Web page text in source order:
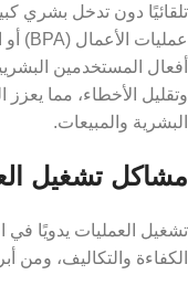
تلقائيًا دون تدخل بشري
أفعال المستخدمين
وتقليل الأخطاء، مما
البشرية والمبيعات.
مشاكل تشغيل
تشغيل العمليات يدويًا
الكفاءة والتكاليف، ومن